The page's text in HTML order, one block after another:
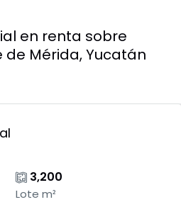
en renta sobre
Mérida, Yucatán
3,200
Lote m²